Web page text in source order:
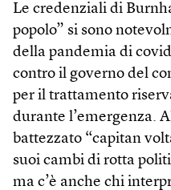
Le credenziali di
popolo” si sono
della pandemia di
contro il governo del
per il trattamento
durante l’emergenza.
battezzato “capitan
suoi cambi di rotta
ma c’è anche chi